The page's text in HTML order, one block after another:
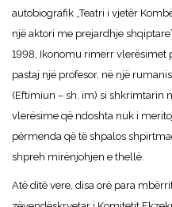
autobiografik „Teatri i vjetër
një aktori me prejardhje
1998, Ikonomu rimerr vlerësimet
pastaj një profesor, në një
(Eftimiun – sh. im) si shkrimtarin
vlerësime që ndoshta nuk i
përmenda që të shpalos
shpreh mirënjohjen e thellë.
Atë ditë vere, disa orë para